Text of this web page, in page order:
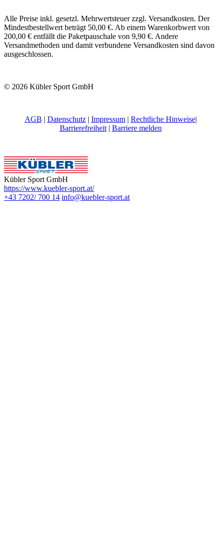
Alle Preise inkl. gesetzl. Mehrwertsteuer zzgl. Versandkosten. Der
Mindestbestellwert beträgt 50,00 €. Ab einem Warenkorbwert von
200,00 € entfällt die Paketpauschale von 9,90 €. Andere
Versandmethoden und damit verbundene Versandkosten sind davon
ausgeschlossen.
© 2026 Kübler Sport GmbH
AGB | Datenschutz| Impressum| Rechtliche Hinweise|
Barrierefreiheit| Barriere melden
Kübler Sport GmbH
https://www.kuebler-sport.at/
+43 7202/ 700 14 info@kuebler-sport.at